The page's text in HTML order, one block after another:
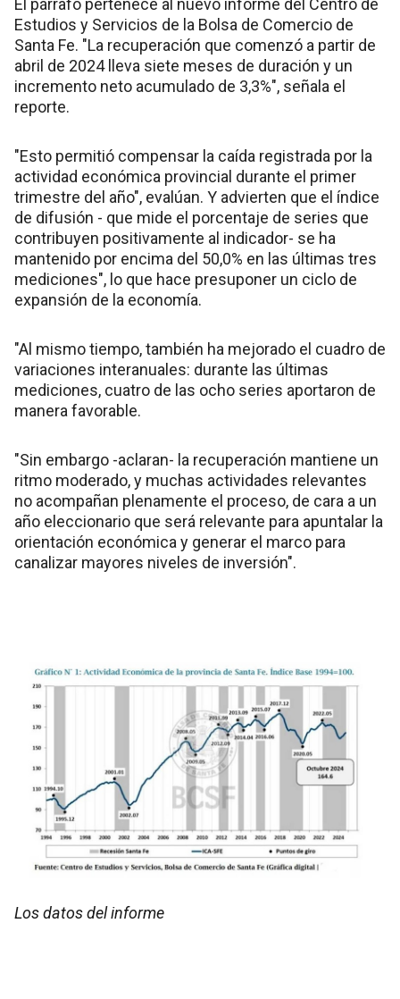
Estudios y Servicios de la Bolsa de Comercio de
Santa Fe. "La recuperación que comenzó a partir de
abril de 2024 lleva siete meses de duración y un
incremento neto acumulado de 3,3%", señala el
reporte.
"Esto permitió compensar la caída registrada por la
actividad económica provincial durante el primer
trimestre del año", evalúan. Y advierten que el índice
de difusión - que mide el porcentaje de series que
contribuyen positivamente al indicador- se ha
mantenido por encima del 50,0% en las últimas tres
mediciones", lo que hace presuponer un ciclo de
expansión de la economía.
"Al mismo tiempo, también ha mejorado el cuadro de
variaciones interanuales: durante las últimas
mediciones, cuatro de las ocho series aportaron de
manera favorable.
"Sin embargo -aclaran- la recuperación mantiene un
ritmo moderado, y muchas actividades relevantes
no acompañan plenamente el proceso, de cara a un
año eleccionario que será relevante para apuntalar la
orientación económica y generar el marco para
canalizar mayores niveles de inversión".
Los datos del informe